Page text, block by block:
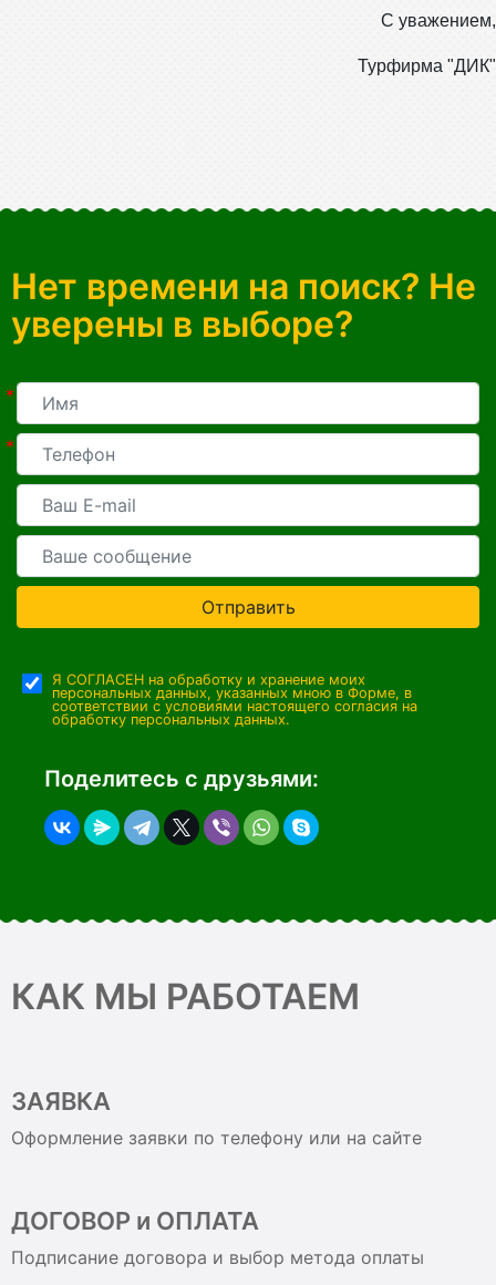
С уважением,
Турфирма "ДИК"
Нет времени на поиск? Не
уверены в выборе?
*
*
Отправить
Я СОГЛАСЕН на обработку и хранение моих
персональных данных, указанных мною в Форме, в
соответствии с условиями настоящего согласия на
обработку персональных данных.
Поделитесь с друзьями:
КАК МЫ РАБОТАЕМ
ЗАЯВКА
Оформление заявки по телефону или на сайте
ДОГОВОР и ОПЛАТА
Подписание договора и выбор метода оплаты